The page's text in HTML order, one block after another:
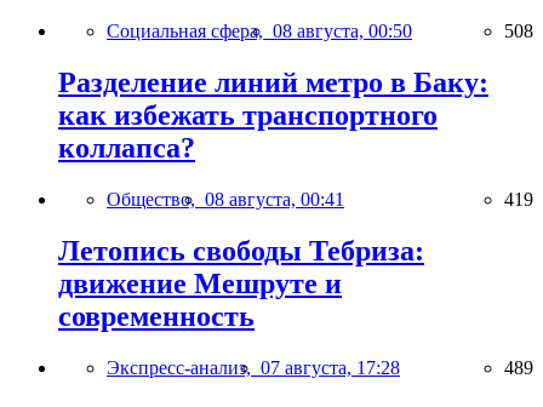
Социальная сфера, 08 августа, 00:50 508
Разделение линий метро в Баку:
как избежать транспортного
коллапса?
Общество, 08 августа, 00:41 419
Летопись свободы Тебриза:
движение Мешруте и
современность
Экспресс-анализ, 07 августа, 17:28 489